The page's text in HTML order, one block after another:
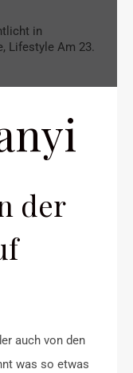
in
, Lifestyle Am 23.
der
auch von den
was so etwas